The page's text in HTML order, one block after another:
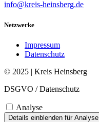
info@kreis-heinsberg.de
Netzwerke
Impressum
Datenschutz
© 2025 | Kreis Heinsberg
DSGVO / Datenschutz
Analyse
Details einblenden für Analyse